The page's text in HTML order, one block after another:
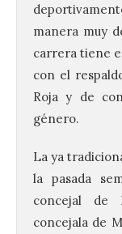
manera muy
carrera tiene
con el
Roja y de
género.
La ya
la pasada
concejal de
concejala de